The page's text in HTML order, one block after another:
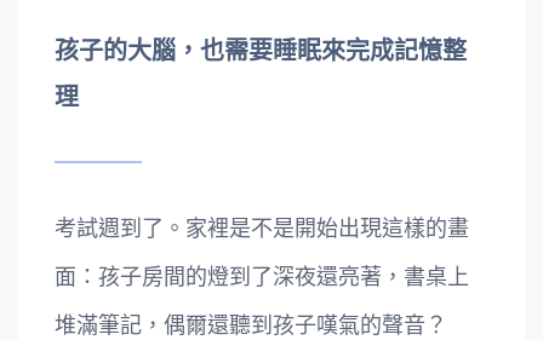
孩子的大腦，也需要睡眠來完成記憶整
理
考試週到了。家裡是不是開始出現這樣的畫
面：孩子房間的燈到了深夜還亮著，書桌上
堆滿筆記，偶爾還聽到孩子嘆氣的聲音？